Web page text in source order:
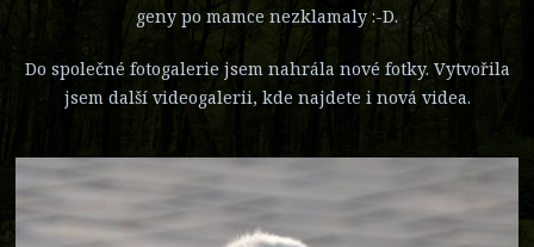
geny po mamce nezklamaly :-D.
Do společné fotogalerie jsem nahrála nové fotky. Vytvořila
jsem další videogalerii, kde najdete i nová videa.